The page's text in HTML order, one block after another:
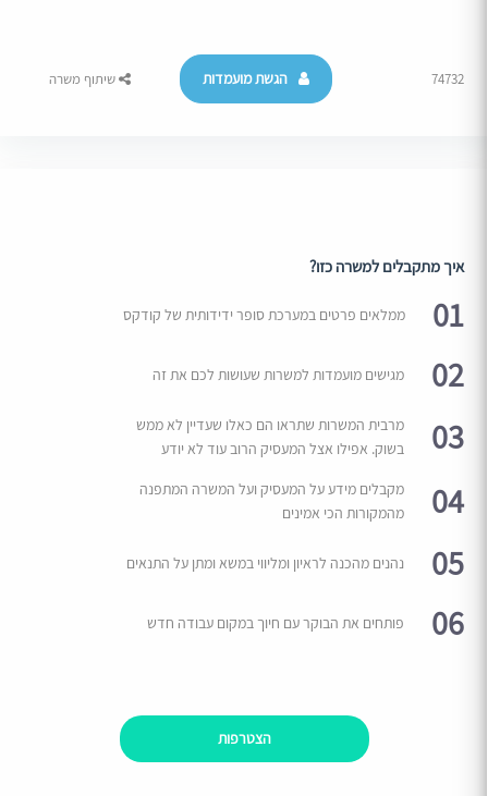
74732 הגשת מועמדות שיתוף משרה
איך מתקבלים למשרה כזו?
01 ממלאים פרטים במערכת סופר ידידותית של קודקס
02 מגישים מועמדות למשרות שעושות לכם את זה
03
מרבית המשרות שתראו הם כאלו שעדיין לא ממש
בשוק. אפילו אצל המעסיק הרוב עוד לא יודע
04
מקבלים מידע על המעסיק ועל המשרה המתפנה
מהמקורות הכי אמינים
05 נהנים מהכנה לראיון ומליווי במשא ומתן על התנאים
06 פותחים את הבוקר עם חיוך במקום עבודה חדש
הצטרפות